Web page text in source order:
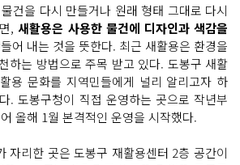
건을 다시 만들거나 원래 형태 그대로 다시
면,새활용은 사용한 물건에 디자인과 색감을
어 내는 것을 뜻한다. 최근 새활용은 환경을
하는 방법으로 주목 받고 있다. 도봉구 새활
용 문화를 지역민들에게 널리 알리고자 하
. 도봉구청이 직접 운영하는 곳으로 작년부
올해 1월 본격적인 운영을 시작했다.
자리한 곳은 도봉구 재활용센터 2층 공간이